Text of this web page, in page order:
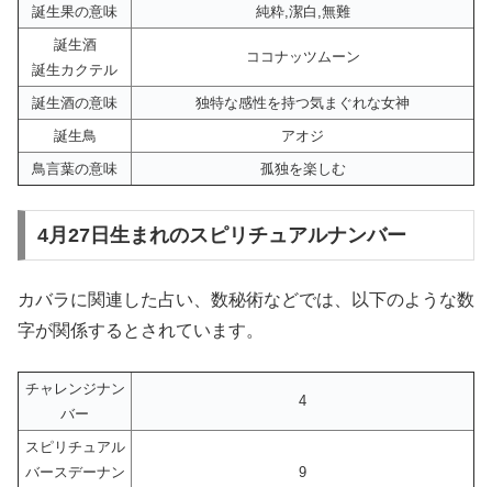
誕生果の意味
純粋,潔白,無難
誕生酒
誕生カクテル
ココナッツムーン
誕生酒の意味
独特な感性を持つ気まぐれな女神
誕生鳥
アオジ
鳥言葉の意味
孤独を楽しむ
4月27日生まれのスピリチュアルナンバー
カバラに関連した占い、数秘術などでは、以下のような数
字が関係するとされています。
チャレンジナン
バー
4
スピリチュアル
バースデーナン
9